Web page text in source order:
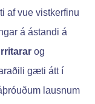
af vue vistkerfinu
á ástandi á
og
gæti átt í
lausnum